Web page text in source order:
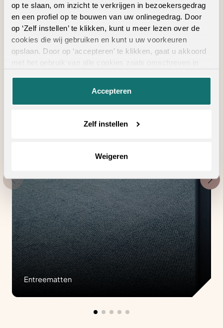
op te slaan, om inzicht te verkrijgen in bezoekersgedrag
en een profiel op te bouwen van uw onlinegedrag. Door
op ‘Zelf instellen’ te klikken, kunt u meer lezen over de
cookies die wij gebruiken en kunt u uw voorkeuren
opslaan. Door op ‘accepteren’ te klikken, gaat u akkoord
Accepteren
Zelf instellen
Weigeren
Geschikte
vloertoebehoren
Entreematten